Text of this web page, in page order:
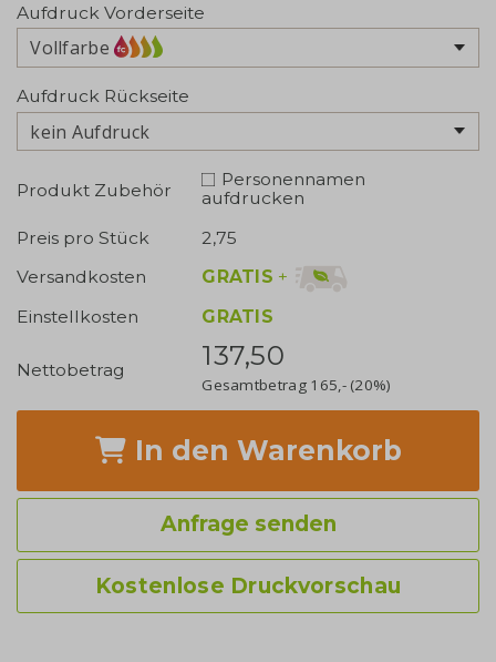
Aufdruck Vorderseite
Vollfarbe
Aufdruck Rückseite
kein Aufdruck
Produkt Zubehör
Personennamen
aufdrucken
Preis pro Stück
2,75
Versandkosten
GRATIS +
Einstellkosten
GRATIS
Nettobetrag 137,50
Gesamtbetrag 165,- (20%)
In den Warenkorb
Anfrage senden
Kostenlose Druckvorschau